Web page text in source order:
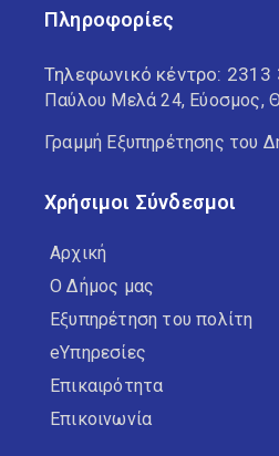
Πληροφορίες
Τηλεφωνικό κέντρο: 2313
Παύλου Μελά 24, Εύοσμος,
Γραμμή Εξυπηρέτησης του
Χρήσιμοι Σύνδεσμοι
Αρχική
Ο Δήμος μας
Εξυπηρέτηση του πολίτη
eΥπηρεσίες
Επικαιρότητα
Επικοινωνία